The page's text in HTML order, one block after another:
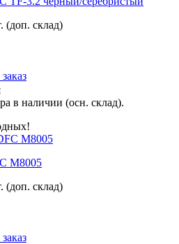
(доп. склад)
в наличии (осн. склад).
M8005
(доп. склад)